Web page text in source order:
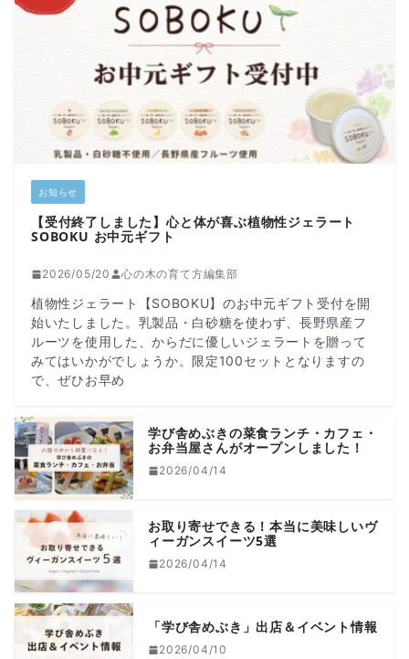
お知らせ
【受付終了しました】心と体が喜ぶ植物性ジェラート
SOBOKU お中元ギフト
2026/05/20 心の木の育て方編集部
植物性ジェラート【SOBOKU】のお中元ギフト受付を開
始いたしました。乳製品・白砂糖を使わず、長野県産フ
ルーツを使用した、からだに優しいジェラートを贈って
みてはいかがでしょうか。限定100セットとなりますの
で、ぜひお早め
学び舎めぶきの菜食ランチ・カフェ・
お弁当屋さんがオープンしました！
2026/04/14
お取り寄せできる！本当に美味しいヴ
ィーガンスイーツ5選
2026/04/14
「学び舎めぶき」出店＆イベント情報
2026/04/10